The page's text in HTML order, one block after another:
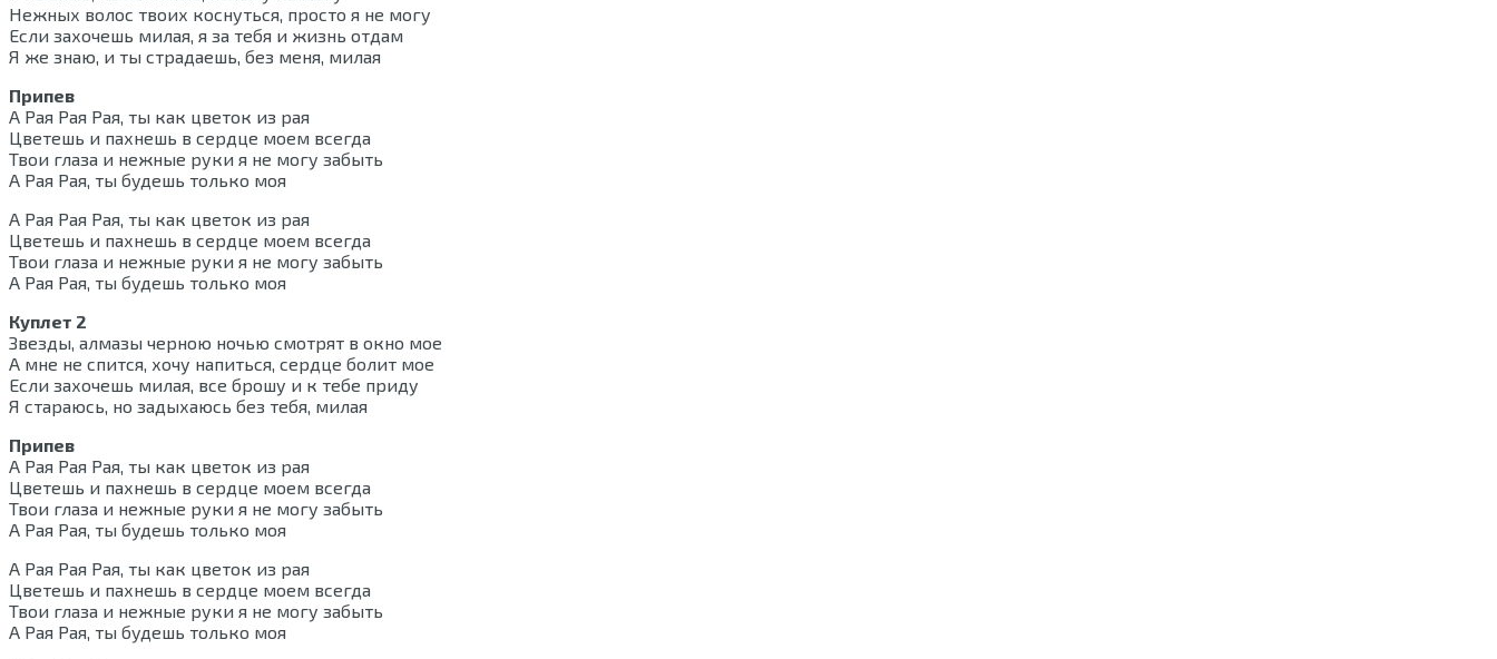
Нежных волос твоих коснуться, просто я не могу
Если захочешь милая, я за тебя и жизнь отдам
Я же знаю, и ты страдаешь, без меня, милая
Припев
А Рая Рая Рая, ты как цветок из рая
Цветешь и пахнешь в сердце моем всегда
Твои глаза и нежные руки я не могу забыть
А Рая Рая, ты будешь только моя
А Рая Рая Рая, ты как цветок из рая
Цветешь и пахнешь в сердце моем всегда
Твои глаза и нежные руки я не могу забыть
А Рая Рая, ты будешь только моя
Куплет 2
Звезды, алмазы черною ночью смотрят в окно мое
А мне не спится, хочу напиться, сердце болит мое
Если захочешь милая, все брошу и к тебе приду
Я стараюсь, но задыхаюсь без тебя, милая
Припев
А Рая Рая Рая, ты как цветок из рая
Цветешь и пахнешь в сердце моем всегда
Твои глаза и нежные руки я не могу забыть
А Рая Рая, ты будешь только моя
А Рая Рая Рая, ты как цветок из рая
Цветешь и пахнешь в сердце моем всегда
Твои глаза и нежные руки я не могу забыть
А Рая Рая, ты будешь только моя